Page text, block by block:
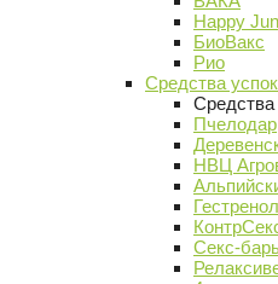
Happy
БиоВакс
Рио
Средства
Средства
Пчелодар
НВЦ
Гестренол
Секс-